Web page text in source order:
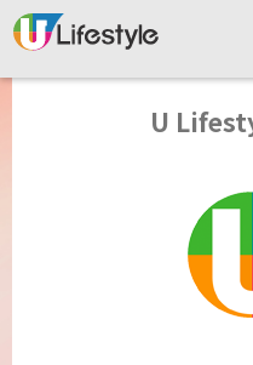
U